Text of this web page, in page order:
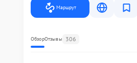
Маршрут
ОбзорОтзывы 306